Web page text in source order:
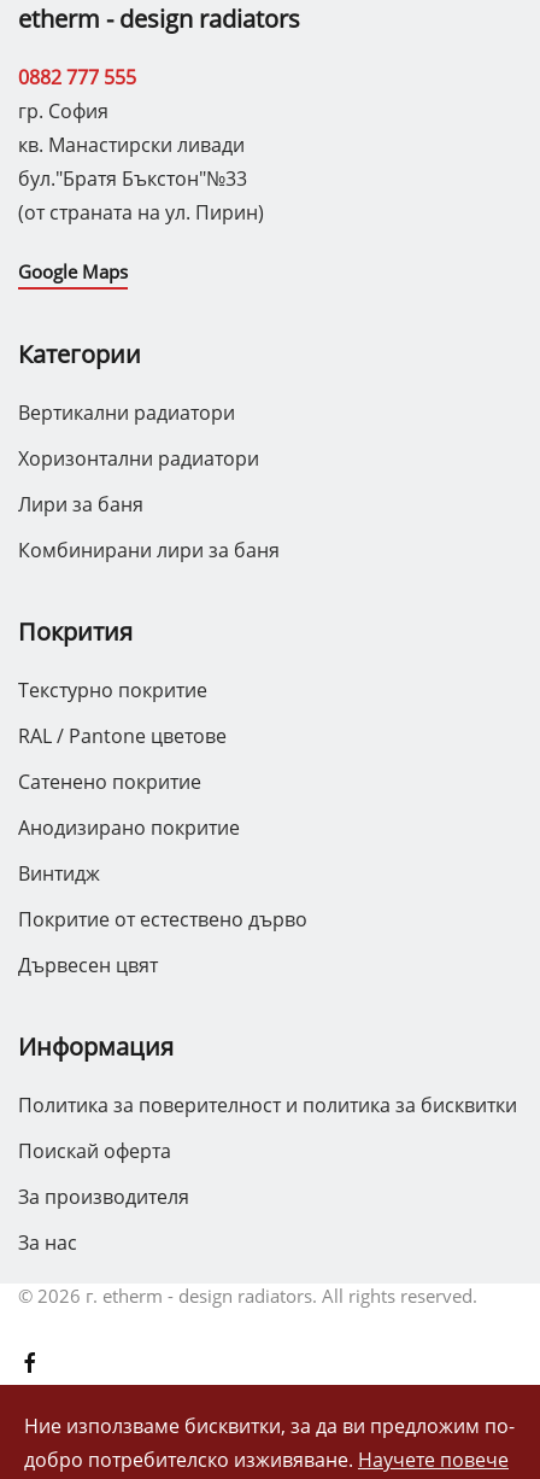
etherm - design radiators
0882 777 555
гр. София
кв. Манастирски ливади
бул."Братя Бъкстон"№33
(от страната на ул. Пирин)
Google Maps
Категории
Вертикални радиатори
Хоризонтални радиатори
Лири за баня
Комбинирани лири за баня
Покрития
Текстурно покритие
RAL / Pantone цветове
Сатенено покритие
Анодизирано покритие
Винтидж
Покритие от естествено дърво
Дървесен цвят
Информация
Политика за поверителност и политика за бисквитки
Поискай оферта
За производителя
За нас
© 2026 г. etherm - design radiators. All rights reserved.
Ние използваме бисквитки, за да ви предложим по-
добро потребителско изживяване. Научете повече